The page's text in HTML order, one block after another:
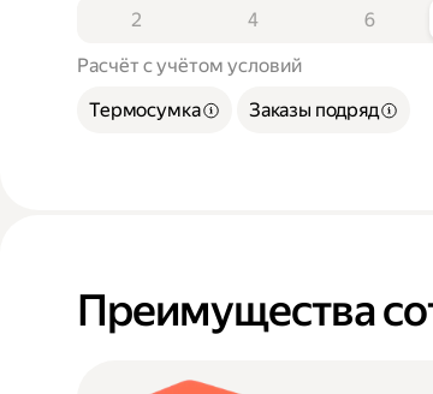
2 4 6
Расчёт с учётом условий
Термосумка
Заказы подряд
Преимущества